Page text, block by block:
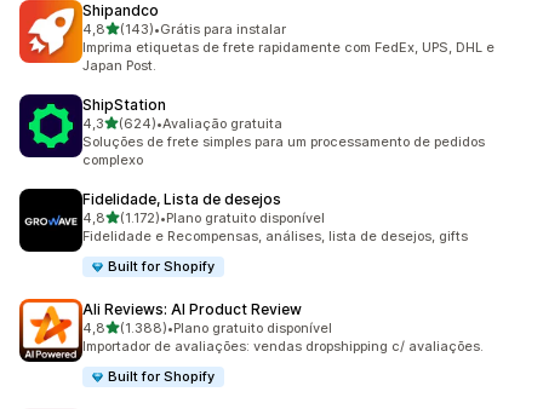
Shipandco
4,8de 5 estrelas
(143)
143 avaliações ao todo
•Grátis para instalar
Imprima etiquetas de frete rapidamente com FedEx, UPS, DHL e
Japan Post.
ShipStation
4,3de 5 estrelas
(624)
624 avaliações ao todo
•Avaliação gratuita
Soluções de frete simples para um processamento de pedidos
complexo
Fidelidade, Lista de desejos
4,8de 5 estrelas
(1.172)
1172 avaliações ao todo
•Plano gratuito disponível
Fidelidade e Recompensas, análises, lista de desejos, gifts
Built for Shopify
Ali Reviews: AI Product Review
4,8de 5 estrelas
(1.388)
1388 avaliações ao todo
•Plano gratuito disponível
Importador de avaliações: vendas dropshipping c/ avaliações.
Built for Shopify